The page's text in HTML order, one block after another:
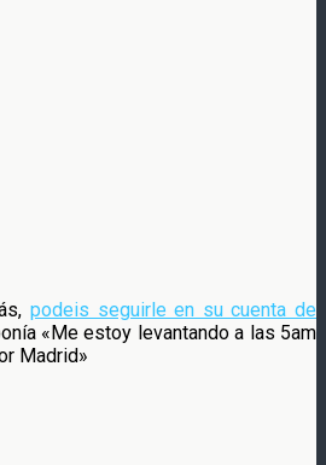
podeis seguirle en su cuenta de
«Me estoy levantando a las 5am
Madrid»